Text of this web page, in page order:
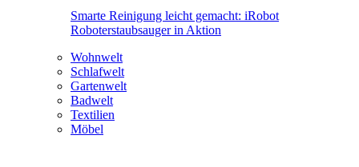
Smarte Reinigung leicht gemacht: iRobot
Roboterstaubsauger in Aktion
Wohnwelt
Schlafwelt
Gartenwelt
Badwelt
Textilien
Möbel